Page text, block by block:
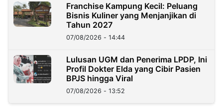
Franchise Kampung Kecil: Peluang
Bisnis Kuliner yang Menjanjikan di
Tahun 2027
07/08/2026 - 14:44
Lulusan UGM dan Penerima LPDP, Ini
Profil Dokter Elda yang Cibir Pasien
BPJS hingga Viral
07/08/2026 - 13:52